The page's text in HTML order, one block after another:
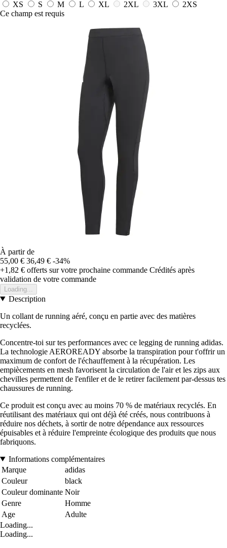
XS S M L XL 2XL 3XL
2XS
Ce champ est requis
À partir de
55,00 € 36,49 € -34%
+1,82 € offerts sur votre prochaine commande Crédités après
validation de votre commande
Loading...
Description
Un collant de running aéré, conçu en partie avec des matières
recyclées.
Concentre-toi sur tes performances avec ce legging de running adidas.
La technologie AEROREADY absorbe la transpiration pour t'offrir un
maximum de confort de l'échauffement à la récupération. Les
empiècements en mesh favorisent la circulation de l'air et les zips aux
chevilles permettent de l'enfiler et de le retirer facilement par-dessus tes
chaussures de running.
Ce produit est conçu avec au moins 70 % de matériaux recyclés. En
réutilisant des matériaux qui ont déjà été créés, nous contribuons à
réduire nos déchets, à sortir de notre dépendance aux ressources
épuisables et à réduire l'empreinte écologique des produits que nous
fabriquons.
Informations complémentaires
Marque
adidas
Couleur
black
Couleur dominante Noir
Genre
Homme
Age
Adulte
Loading...
Loading...